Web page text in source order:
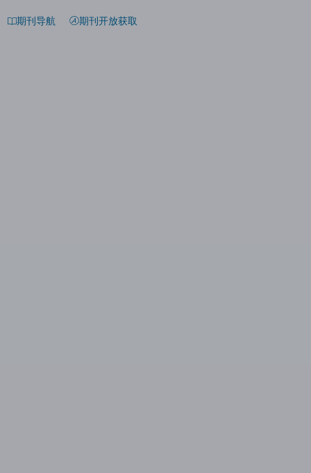
期刊导航 期刊开放获取